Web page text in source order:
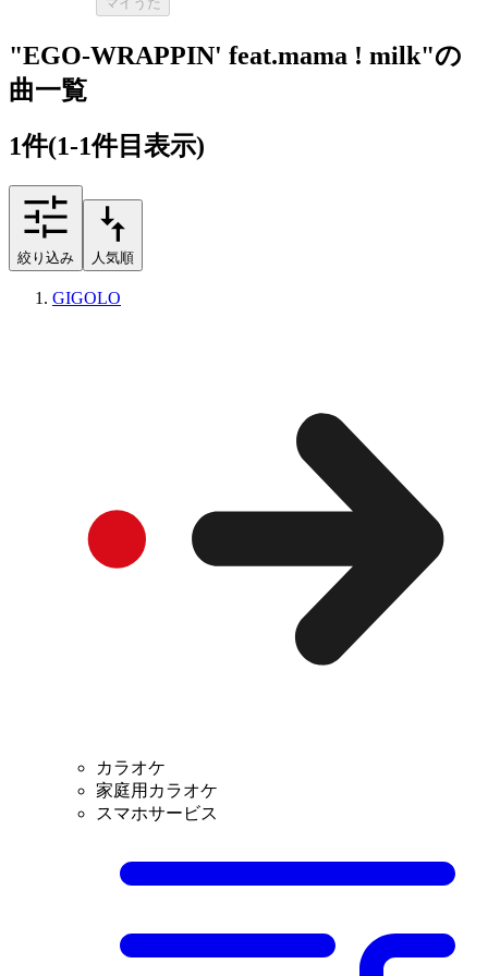
"EGO-WRAPPIN' feat.mama ! milk"の
曲一覧
1件(1-1件目表示)
絞り込み 人気順
GIGOLO
カラオケ
家庭用カラオケ
スマホサービス